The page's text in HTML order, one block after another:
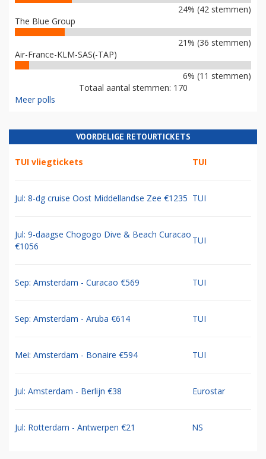
24% (42 stemmen)
The Blue Group
21% (36 stemmen)
Air-France-KLM-SAS(-TAP)
6% (11 stemmen)
Totaal aantal stemmen: 170
Meer polls
VOORDELIGE RETOURTICKETS
TUI vliegtickets TUI
Jul: 8-dg cruise Oost Middellandse Zee €1235 TUI
Jul: 9-daagse Chogogo Dive & Beach Curacao
€1056
TUI
Sep: Amsterdam - Curacao €569 TUI
Sep: Amsterdam - Aruba €614 TUI
Mei: Amsterdam - Bonaire €594 TUI
Jul: Amsterdam - Berlijn €38 Eurostar
Jul: Rotterdam - Antwerpen €21 NS